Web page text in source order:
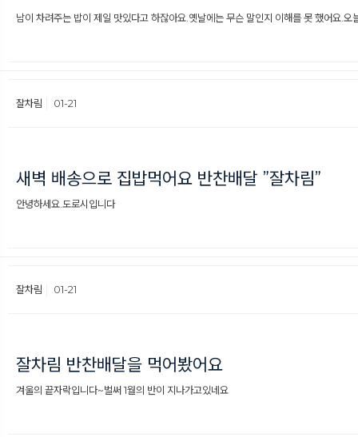
남이 차려주는 밥이 제일 맛있다고 하잖아요.옛날에는 무슨 말인지 이해를 못 했어요.오
잘차림 01-21
새벽 배송으로 집밥먹어요 반찬배달 ”잘차림”
안녕하세요.도로시입니다
잘차림 01-21
잘차림 반찬배달을 먹어봤어요
겨울의 끝자락입니다~벌써 1월의 반이 지나가고있네요